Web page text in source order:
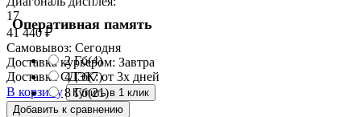
Оперативная память
2 Гб(4)
4 Гб(7)
8 Гб(21)
17
41 440₽
Самовывоз: Сегодня
Доставка курьером: Завтра
Доставка СДЭК:от 3х дней
В корзину
Купить в 1 клик
Добавить к сравнению